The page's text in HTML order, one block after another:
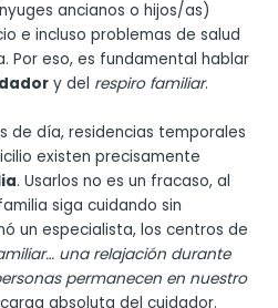
ancianos o hijos/as)
e incluso problemas de salud
Por eso, es fundamental hablar
y del respiro familiar.
de día, residencias temporales
existen precisamente
. Usarlos no es un fracaso, al
siga cuidando sin
un especialista, los centros de
una relajación durante
permanecen en nuestro
absoluta del cuidador.